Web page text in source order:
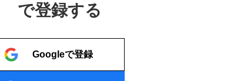
で登録する
Googleで登録